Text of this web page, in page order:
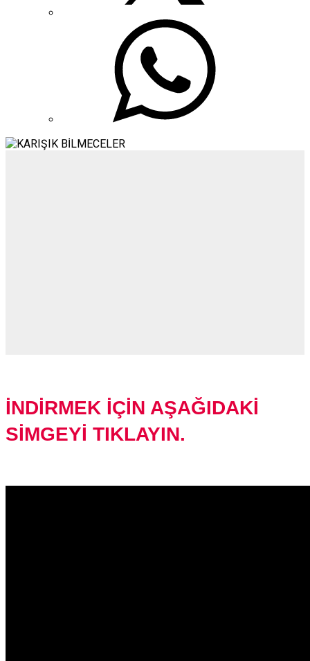
İNDİRMEK İÇİN AŞAĞIDAKİ
SİMGEYİ TIKLAYIN.